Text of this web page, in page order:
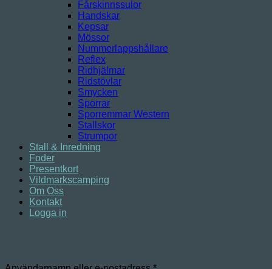
Fårskinnssulor
Handskar
Kepsar
Mössor
Nummerlappshållare
Reflex
Ridhjälmar
Ridstövlar
Smycken
Sporrar
Sporremmar Western
Stallskor
Strumpor
Stall & Inredning
Foder
Presentkort
Vildmarkscamping
Om Oss
Kontakt
Logga in